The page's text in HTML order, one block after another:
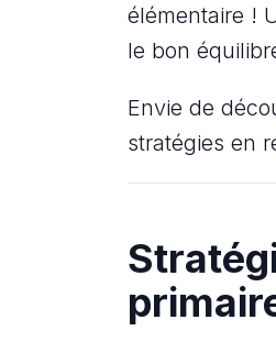
élémentaire !
le bon
Envie de
stratégies en